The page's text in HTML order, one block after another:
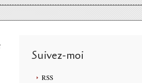
Suivez-moi
RSS